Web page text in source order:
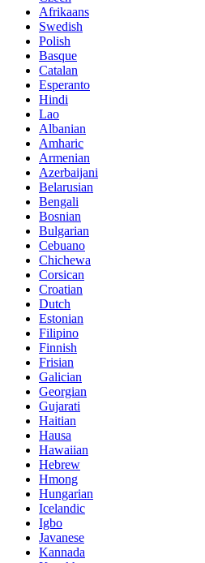
Afrikaans
Swedish
Polish
Basque
Catalan
Esperanto
Hindi
Lao
Albanian
Amharic
Armenian
Azerbaijani
Belarusian
Bengali
Bosnian
Bulgarian
Cebuano
Chichewa
Corsican
Croatian
Dutch
Estonian
Filipino
Finnish
Frisian
Galician
Georgian
Gujarati
Haitian
Hausa
Hawaiian
Hebrew
Hmong
Hungarian
Icelandic
Igbo
Javanese
Kannada